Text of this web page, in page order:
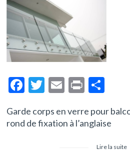
F
e
b
T
itt
er
E
ai
l
Pr
t
ta
g
er
Garde corps en verre pour
rond de fixation à l’anglaise
Lire la suite